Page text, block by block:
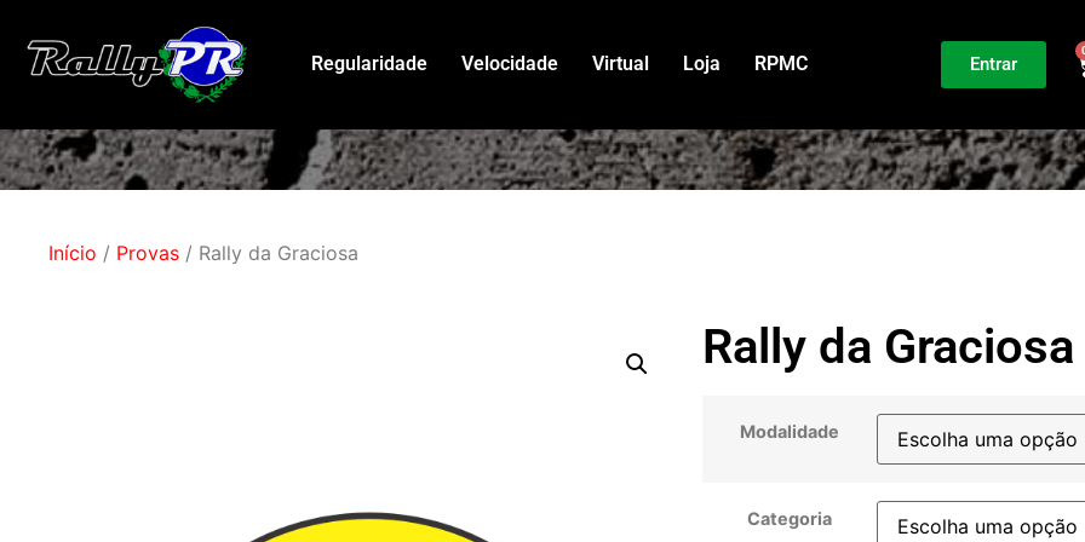
Regularidade Velocidade Virtual Loja RPMC Entrar
Início / Provas / Rally da Graciosa
Rally da Graciosa
Modalidade
Categoria